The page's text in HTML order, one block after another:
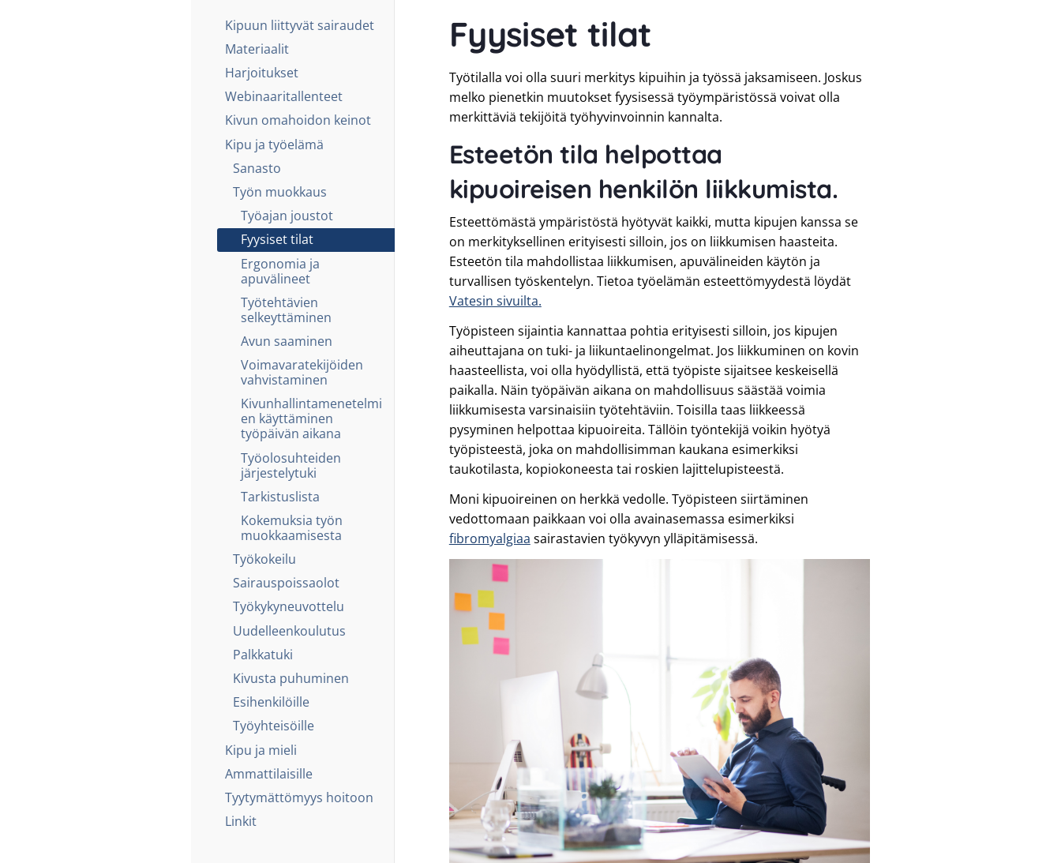
Kipuun liittyvät sairaudet
Materiaalit
Harjoitukset
Webinaaritallenteet
Kivun omahoidon keinot
Kipu ja työelämä
Sanasto
Työn muokkaus
Työajan joustot
Fyysiset tilat
Ergonomia ja
apuvälineet
Työtehtävien
selkeyttäminen
Avun saaminen
Voimavaratekijöiden
vahvistaminen
Kivunhallintamenetelmi
en käyttäminen
työpäivän aikana
Työolosuhteiden
järjestelytuki
Tarkistuslista
Kokemuksia työn
muokkaamisesta
Työkokeilu
Sairauspoissaolot
Työkykyneuvottelu
Uudelleenkoulutus
Palkkatuki
Kivusta puhuminen
Esihenkilöille
Työyhteisöille
Kipu ja mieli
Ammattilaisille
Tyytymättömyys hoitoon
Linkit
Fyysiset tilat
Työtilalla voi olla suuri merkitys kipuihin ja työssä jaksamiseen. Joskus
melko pienetkin muutokset fyysisessä työympäristössä voivat olla
merkittäviä tekijöitä työhyvinvoinnin kannalta.
Esteetön tila helpottaa
kipuoireisen henkilön liikkumista.
Esteettömästä ympäristöstä hyötyvät kaikki, mutta kipujen kanssa se
on merkityksellinen erityisesti silloin, jos on liikkumisen haasteita.
Esteetön tila mahdollistaa liikkumisen, apuvälineiden käytön ja
turvallisen työskentelyn. Tietoa työelämän esteettömyydestä löydät
Vatesin sivuilta.
Työpisteen sijaintia kannattaa pohtia erityisesti silloin, jos kipujen
aiheuttajana on tuki- ja liikuntaelinongelmat. Jos liikkuminen on kovin
haasteellista, voi olla hyödyllistä, että työpiste sijaitsee keskeisellä
paikalla. Näin työpäivän aikana on mahdollisuus säästää voimia
liikkumisesta varsinaisiin työtehtäviin. Toisilla taas liikkeessä
pysyminen helpottaa kipuoireita. Tällöin työntekijä voikin hyötyä
työpisteestä, joka on mahdollisimman kaukana esimerkiksi
taukotilasta, kopiokoneesta tai roskien lajittelupisteestä.
Moni kipuoireinen on herkkä vedolle. Työpisteen siirtäminen
vedottomaan paikkaan voi olla avainasemassa esimerkiksi
fibromyalgiaa sairastavien työkyvyn ylläpitämisessä.